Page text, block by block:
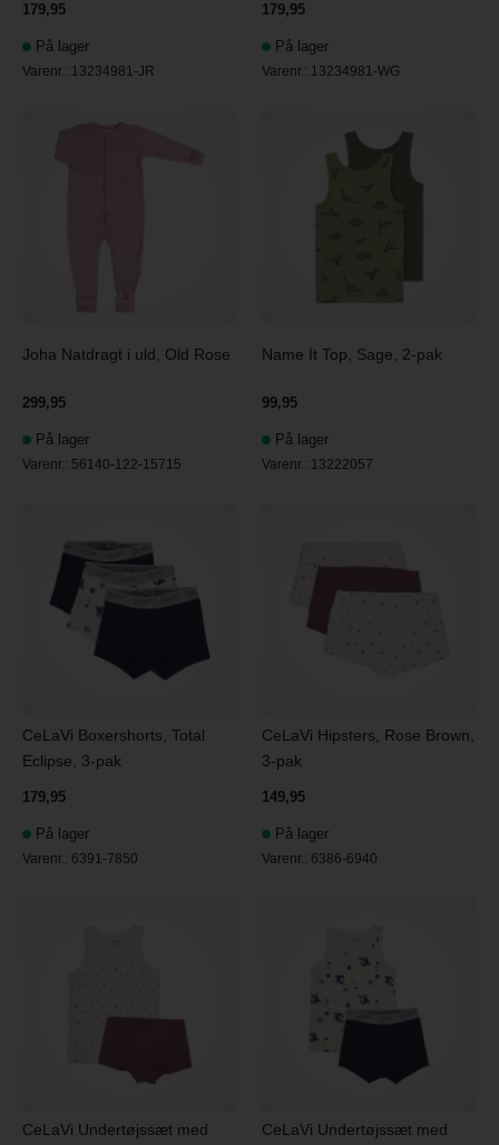
179,95
På lager
Varenr.: 13234981-JR
179,95
På lager
Varenr.: 13234981-WG
Joha Natdragt i uld, Old Rose
299,95
På lager
Varenr.: 56140-122-15715
Name It Top, Sage, 2-pak
99,95
På lager
Varenr.: 13222057
CeLaVi Boxershorts, Total
Eclipse, 3-pak
179,95
På lager
Varenr.: 6391-7850
CeLaVi Hipsters, Rose Brown,
3-pak
149,95
På lager
Varenr.: 6386-6940
CeLaVi Undertøjssæt med
CeLaVi Undertøjssæt med